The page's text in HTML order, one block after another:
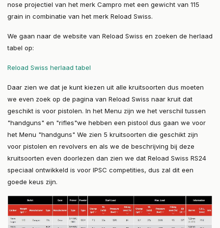
nose projectiel van het merk Campro met een gewicht van 115
grain in combinatie van het merk Reload Swiss.
We gaan naar de website van Reload Swiss en zoeken de herlaad
tabel op:
Reload Swiss herlaad tabel
Daar zien we dat je kunt kiezen uit alle kruitsoorten dus moeten
we even zoek op de pagina van Reload Swiss naar kruit dat
geschikt is voor pistolen. In het Menu zijn we het verschil tussen
"handguns" en "rifles"we hebben een pistool dus gaan we voor
het Menu "handguns" We zien 5 kruitsoorten die geschikt zijn
voor pistolen en revolvers en als we de beschrijving bij deze
kruitsoorten even doorlezen dan zien we dat Reload Swiss RS24
speciaal ontwikkeld is voor IPSC competities, dus zal dit een
goede keus zijn.